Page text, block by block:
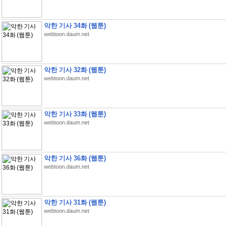
악한 기사 34화 (웹툰)
webtoon.daum.net
악한 기사 32화 (웹툰)
webtoon.daum.net
악한 기사 33화 (웹툰)
webtoon.daum.net
악한 기사 36화 (웹툰)
webtoon.daum.net
악한 기사 31화 (웹툰)
webtoon.daum.net